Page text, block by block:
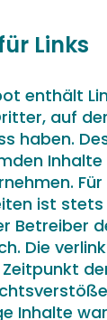
Links
enthält
auf
haben.
Inhalte
ist stets
Betreiber
Die
Inhalte